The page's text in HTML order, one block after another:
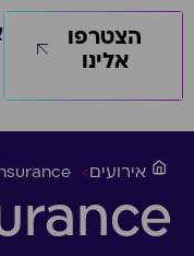
הצטרפו
אלינו
אירועים>